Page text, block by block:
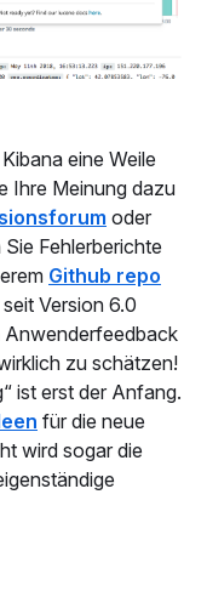
eine Weile
Ihre Meinung dazu
oder
Sie Fehlerberichte
Github repo
Version 6.0
Anwenderfeedback
zu schätzen!
ist erst der Anfang.
für die neue
wird sogar die